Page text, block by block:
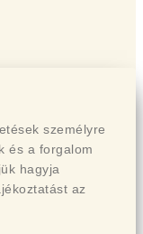
személyre
és a forgalom
hagyja
az